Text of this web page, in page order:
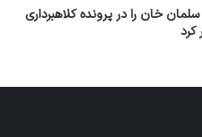
سلمان خان را در پرونده کلاهبرداری
کرد